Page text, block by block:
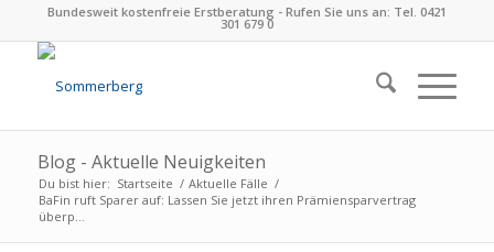
Bundesweit kostenfreie Erstberatung - Rufen Sie uns an: Tel. 0421
301 679 0
Blog - Aktuelle Neuigkeiten
Du bist hier: Startseite / Aktuelle Fälle /
BaFin ruft Sparer auf: Lassen Sie jetzt ihren Prämiensparvertrag
überp...